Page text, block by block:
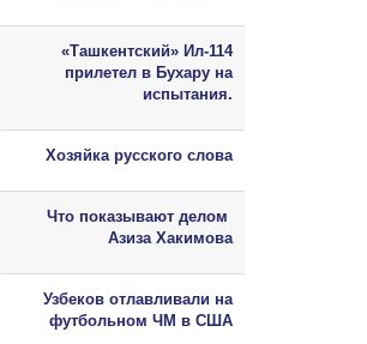
«Ташкентский» Ил-114
прилетел в Бухару на
испытания.
Хозяйка русского слова
Что показывают делом
Азиза Хакимова
Узбеков отлавливали на
футбольном ЧМ в США